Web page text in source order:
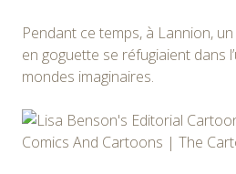
Pendant ce temps, à Lannion,
en goguette se réfugiaient dans
mondes imaginaires.